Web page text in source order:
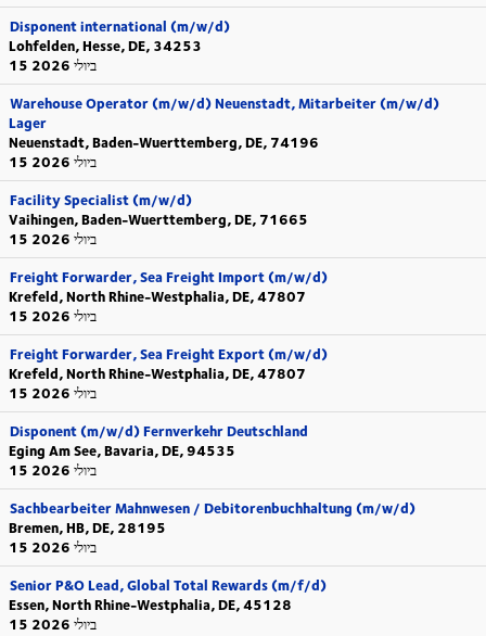
Disponent international (m/w/d)
Lohfelden, Hesse, DE, 34253
15 ביולי 2026
Warehouse Operator (m/w/d) Neuenstadt, Mitarbeiter (m/w/d)
Lager
Neuenstadt, Baden-Wuerttemberg, DE, 74196
15 ביולי 2026
Facility Specialist (m/w/d)
Vaihingen, Baden-Wuerttemberg, DE, 71665
15 ביולי 2026
Freight Forwarder, Sea Freight Import (m/w/d)
Krefeld, North Rhine-Westphalia, DE, 47807
15 ביולי 2026
Freight Forwarder, Sea Freight Export (m/w/d)
Krefeld, North Rhine-Westphalia, DE, 47807
15 ביולי 2026
Disponent (m/w/d) Fernverkehr Deutschland
Eging Am See, Bavaria, DE, 94535
15 ביולי 2026
Sachbearbeiter Mahnwesen / Debitorenbuchhaltung (m/w/d)
Bremen, HB, DE, 28195
15 ביולי 2026
Senior P&O Lead, Global Total Rewards (m/f/d)
Essen, North Rhine-Westphalia, DE, 45128
15 ביולי 2026